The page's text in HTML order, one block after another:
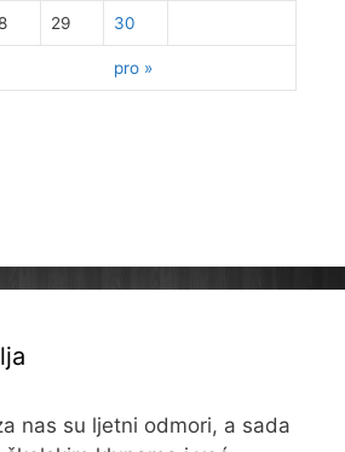
pro »
29 30
nas su ljetni odmori, a sada